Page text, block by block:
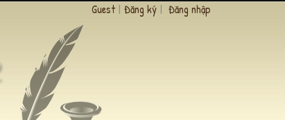
Guest | Đăng ký | Đăng nhập